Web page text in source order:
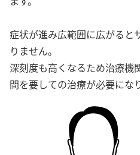
症状が進み広範囲に広がると
りません。
深刻度も高くなるため治療機
間を要しての治療が必要にな